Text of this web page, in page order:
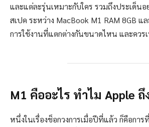
และแต่ละรุ่นเหมาะกับใคร รวมถึงประเด็นอ
สเปค ระหว่าง MacBook M1 RAM 8GB แ
การใช้งานที่แตกต่างกันขนาดไหน และควร
M1 คืออะไร ทำไม Apple
หนึ่งในเรื่องช็อกวงการเมื่อปีที่แล้ว ก็คือการที่